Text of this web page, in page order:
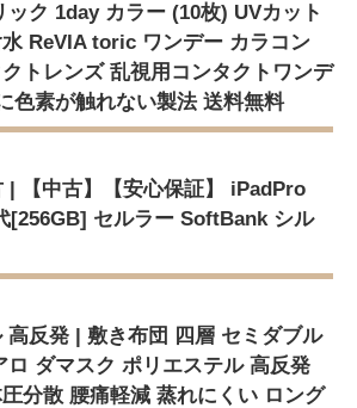
ク 1day カラー (10枚) UVカット
ReVIA toric ワンデー カラコン
トレンズ 乱視用コンタクトワンデ
色素が触れない製法 送料無料
| 【中古】【安心保証】 iPadPro
[256GB] セルラー SoftBank シル
高反発 | 敷き布団 四層 セミダブル
ロ ダマスク ポリエステル 高反発
分散 腰痛軽減 蒸れにくい ロング